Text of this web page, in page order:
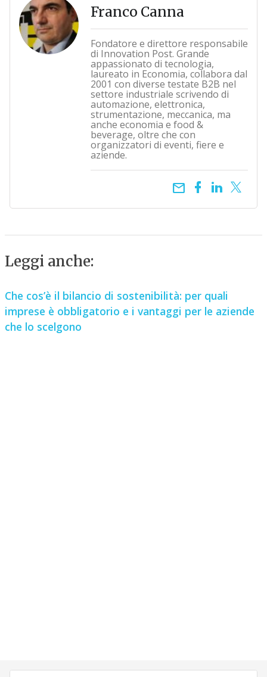
Franco Canna
Fondatore e direttore responsabile
di Innovation Post. Grande
appassionato di tecnologia,
laureato in Economia, collabora dal
2001 con diverse testate B2B nel
settore industriale scrivendo di
automazione, elettronica,
strumentazione, meccanica, ma
anche economia e food &
beverage, oltre che con
organizzatori di eventi, fiere e
aziende.
email
Leggi anche:
Che cos’è il bilancio di sostenibilità: per quali
imprese è obbligatorio e i vantaggi per le aziende
che lo scelgono